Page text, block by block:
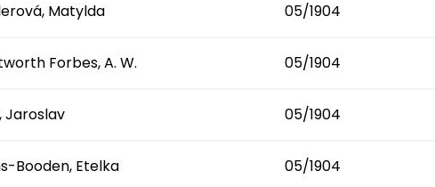
Matylda 05/1904
Forbes, A. W. 05/1904
Jaroslav 05/1904
Booden, Etelka 05/1904